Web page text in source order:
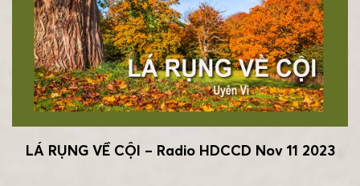
LÁ RỤNG VỀ CỘI – Radio HDCCD Nov 11 2023